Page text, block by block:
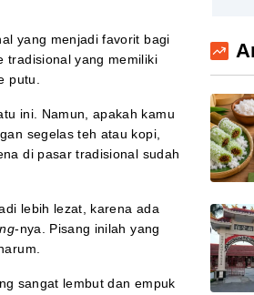
yang menjadi favorit bagi
tradisional yang memiliki
putu.
ini. Namun, apakah kamu
segelas teh atau kopi,
di pasar tradisional sudah
lebih lezat, karena ada
-nya. Pisang inilah yang
sangat lembut dan empuk